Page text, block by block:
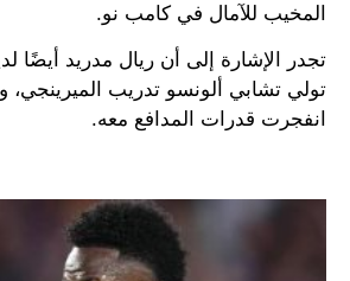
المخيب للآمال في كامب نو.
تجدر الإشارة إلى أن ريال مدريد أيضًا
تولي تشابي ألونسو تدريب الميرينجي،
انفجرت قدرات المدافع معه.